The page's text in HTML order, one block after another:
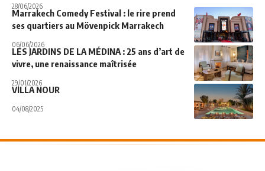
28/06/2026
Marrakech Comedy Festival : le rire prend
ses quartiers au Mövenpick Marrakech
06/06/2026
LES JARDINS DE LA MÉDINA : 25 ans d’art de
vivre, une renaissance maîtrisée
29/01/2026
VILLA NOUR
04/08/2025